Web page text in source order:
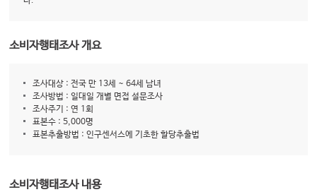
소비자행태조사 개요
조사대상 : 전국 만 13세 ~ 64세 남녀
조사방법 : 일대일 개별 면접 설문조사
조사주기 : 연 1회
표본수 : 5,000명
표본추출방법 : 인구센서스에 기초한 할당추출법
소비자행태조사 내용